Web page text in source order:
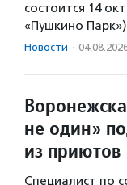
состоится 14
«Пушкино
Новости ·
не один»
из приютов
Специалист по